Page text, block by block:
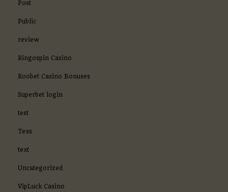
Post
Public
review
Ringospin Casino
Roobet Casino Bonuses
Superbet login
test
Texs
text
Uncategorized
VipLuck Casino